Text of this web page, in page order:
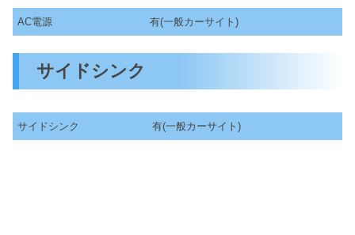
AC電源 有(一般カーサイト)
サイドシンク
サイドシンク 有(一般カーサイト)